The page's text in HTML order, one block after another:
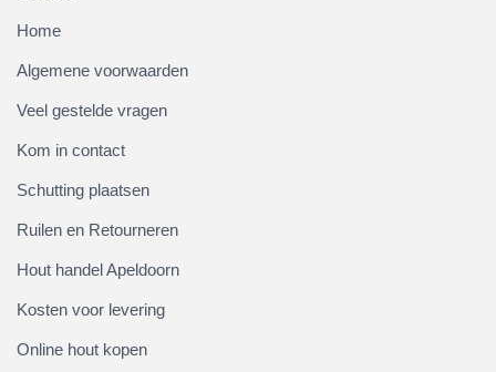
Home
Algemene voorwaarden
Veel gestelde vragen
Kom in contact
Schutting plaatsen
Ruilen en Retourneren
Hout handel Apeldoorn
Kosten voor levering
Online hout kopen